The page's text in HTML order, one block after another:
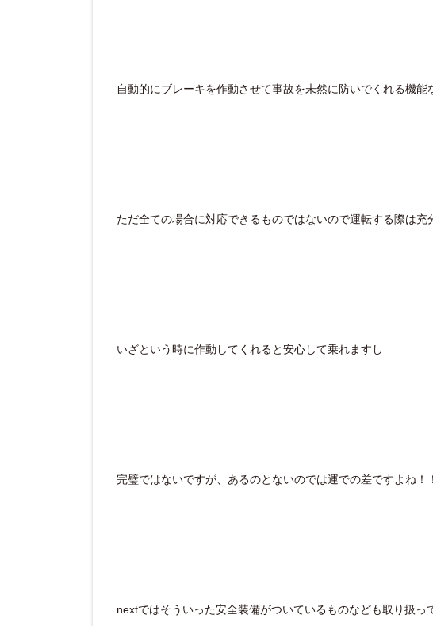
自動的にブレーキを作動させて事故を未然に防いでくれる機能
ただ全ての場合に対応できるものではないので運転する際は充
いざという時に作動してくれると安心して乗れますし
完璧ではないですが、あるのとないのでは運での差ですよね！！
nextではそういった安全装備がついているものなども取り扱っ